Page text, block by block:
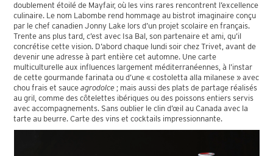
doublement étoilé de Mayfair, où les vins rares rencontrent l’excellence
culinaire. Le nom Labombe rend hommage au bistrot imaginaire conçu
par le chef canadien Jonny Lake lors d’un projet scolaire en français.
Trente ans plus tard, c’est avec Isa Bal, son partenaire et ami, qu’il
concrétise cette vision. D’abord chaque lundi soir chez Trivet, avant de
devenir une adresse à part entière cet automne. Une carte
multiculturelle aux influences largement méditerranéennes, à l’instar
de cette gourmande farinata ou d’une « costoletta alla milanese » avec
chou frais et sauceagrodolce ; mais aussi des plats de partage réalisés
au gril, comme des côtelettes ibériques ou des poissons entiers servis
avec accompagnements. Sans oublier le clin d’œil au Canada avec la
tarte au beurre. Carte des vins et cocktails impressionnante.